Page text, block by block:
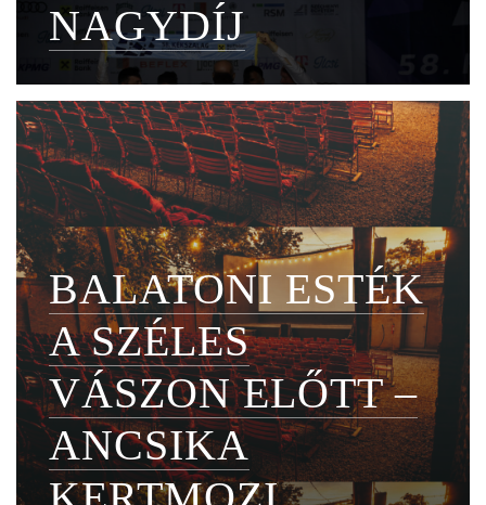
NAGYDÍJ
BALATONI ESTÉK
A SZÉLES
VÁSZON ELŐTT –
ANCSIKA